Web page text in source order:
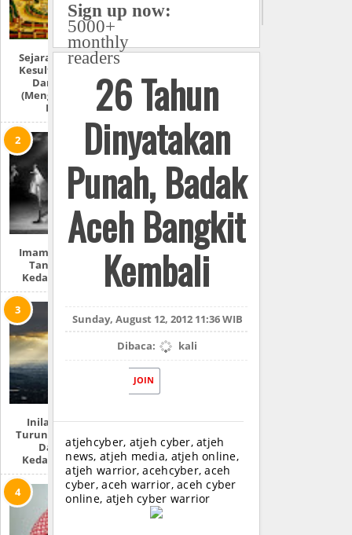
Sejarah Lengkap:
Kesultanan Aceh
Darussalam
(Mengulas Lebih
Detail)
Imam Mahdi Dan
Tanda-Tanda
Kedatangannya
Inilah Tempat
Turunnya Nabi Isa
Dan 7 Ciri
Kedatangannya
Sign up now:
5000+
monthly
readers
26 Tahun
Dinyatakan
Punah, Badak
Aceh Bangkit
Kembali
Sunday, August 12, 2012 11:36 WIB
Dibaca:
kali
JOIN
atjehcyber, atjeh cyber, atjeh
news, atjeh media, atjeh online,
atjeh warrior, acehcyber, aceh
cyber, aceh warrior, aceh cyber
online, atjeh cyber warrior